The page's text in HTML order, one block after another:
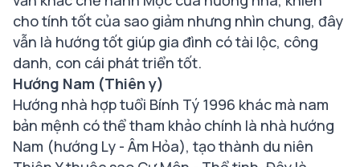
cho tính tốt của sao giảm nhưng nhìn chung, đây
vẫn là hướng tốt giúp gia đình có tài lộc, công
danh, con cái phát triển tốt.
Hướng Nam (Thiên y)
Hướng nhà hợp tuổi Bính Tý 1996 khác mà nam
bản mệnh có thể tham khảo chính là nhà hướng
Nam (hướng Ly - Âm Hỏa), tạo thành du niên